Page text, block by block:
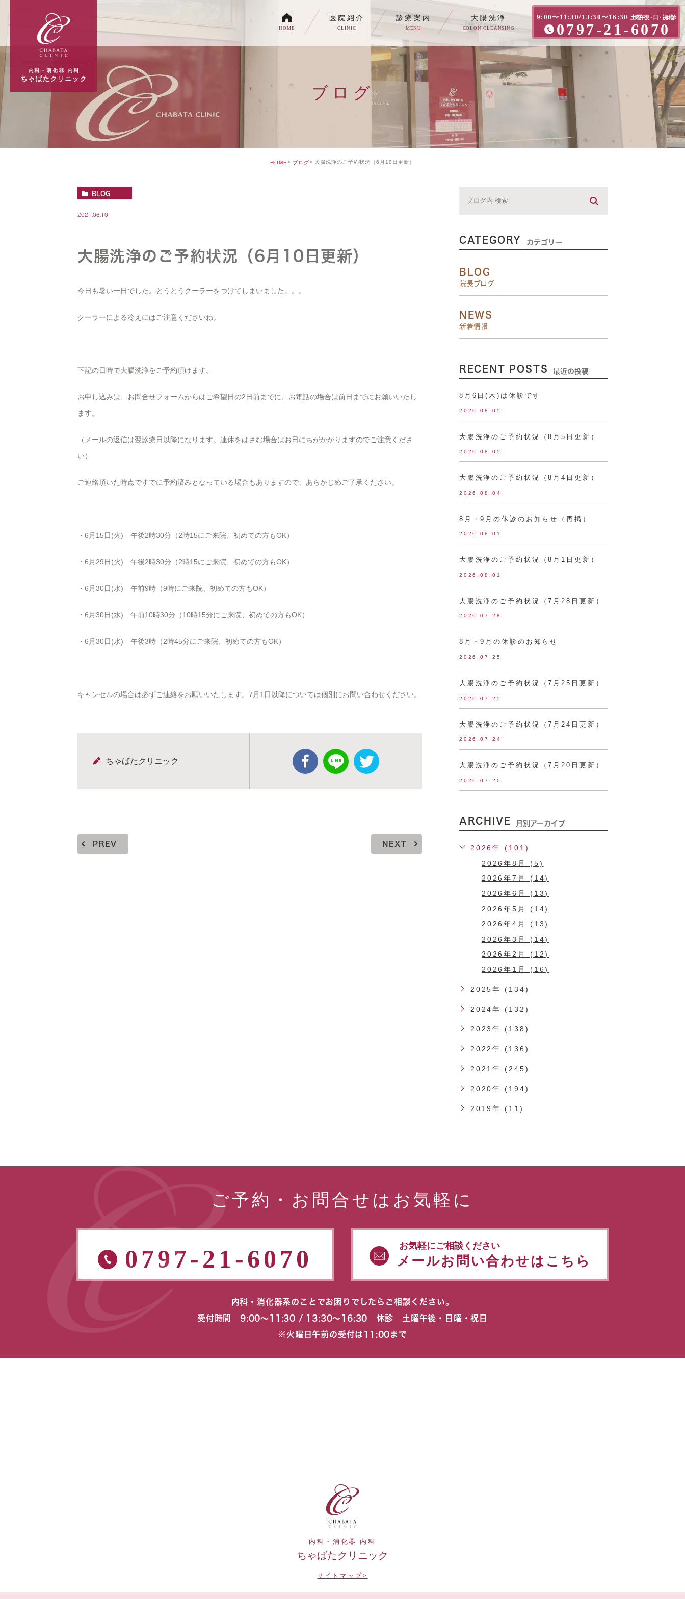
9:00〜11:30/13:30〜16:30 土曜午後・日・祝休診
0797-21-6070
HOME
医院紹介
CLINIC
診療案内
MENU
各種内視鏡検査について
生活習慣病
消化器内科・内科
トイレの症状でお悩みの方へ
大腸洗浄
COLON CLEANSING
ブログ
HOME ブログ 大腸洗浄のご予約状況（6月10日更新）
BLOG
2021.06.10
大腸洗浄のご予約状況（6月10日更新）
今日も暑い一日でした。とうとうクーラーをつけてしまいました。。。
クーラーによる冷えにはご注意くださいね。
下記の日時で大腸洗浄をご予約頂けます。
お申し込みは、お問合せフォームからはご希望日の2日前までに、お電話の場合は前日までにお願いいたし
ます。
（メールの返信は翌診療日以降になります。連休をはさむ場合はお日にちがかかりますのでご注意くださ
い）
ご連絡頂いた時点ですでに予約済みとなっている場合もありますので、あらかじめご了承ください。
・6月15日(火) 午後2時30分（2時15にご来院、初めての方もOK）
・6月29日(火) 午後2時30分（2時15にご来院、初めての方もOK）
・6月30日(水) 午前9時（9時にご来院、初めての方もOK）
・6月30日(水) 午前10時30分（10時15分にご来院、初めての方もOK）
・6月30日(水) 午後3時（2時45分にご来院、初めての方もOK）
キャンセルの場合は必ずご連絡をお願いいたします。7月1日以降については個別にお問い合わせください。
ちゃばたクリニック
PREV NEXT
CATEGORY カテゴリー
BLOG
院長ブログ
NEWS
新着情報
RECENT POSTS 最近の投稿
8月6日(木)は休診です
2026.08.05
大腸洗浄のご予約状況（8月5日更新）
2026.08.05
大腸洗浄のご予約状況（8月4日更新）
2026.08.04
8月・9月の休診のお知らせ（再掲）
2026.08.01
大腸洗浄のご予約状況（8月1日更新）
2026.08.01
大腸洗浄のご予約状況（7月28日更新）
2026.07.28
8月・9月の休診のお知らせ
2026.07.25
大腸洗浄のご予約状況（7月25日更新）
2026.07.25
大腸洗浄のご予約状況（7月24日更新）
2026.07.24
大腸洗浄のご予約状況（7月20日更新）
2026.07.20
ARCHIVE 月別アーカイブ
2026年 (101)
2026年8月 (5)
2026年7月 (14)
2026年6月 (13)
2026年5月 (14)
2026年4月 (13)
2026年3月 (14)
2026年2月 (12)
2026年1月 (16)
2025年 (134)
2024年 (132)
2023年 (138)
2022年 (136)
2021年 (245)
2020年 (194)
2019年 (11)
ご予約・お問合せはお気軽に
0797-21-6070 お気軽にご相談ください
メールお問い合わせはこちら
内科・消化器系のことでお困りでしたらご相談ください。
受付時間 9:00〜11:30 / 13:30〜16:30 休診 土曜午後・日曜・祝日
※火曜日午前の受付は11:00まで
内科・消化器 内科
ちゃばたクリニック
サイトマップ>